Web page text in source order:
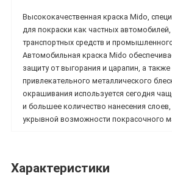
Высококачественная краска Mido,
для покраски как частных
транспортных средств и
Автомобильная краска Mido
защиту от выгорания и царапин, а также
привлекательного металлического
окрашивания используется сегодня
и большее количество нанесения
укрывной возможности покрасочного
Характеристики